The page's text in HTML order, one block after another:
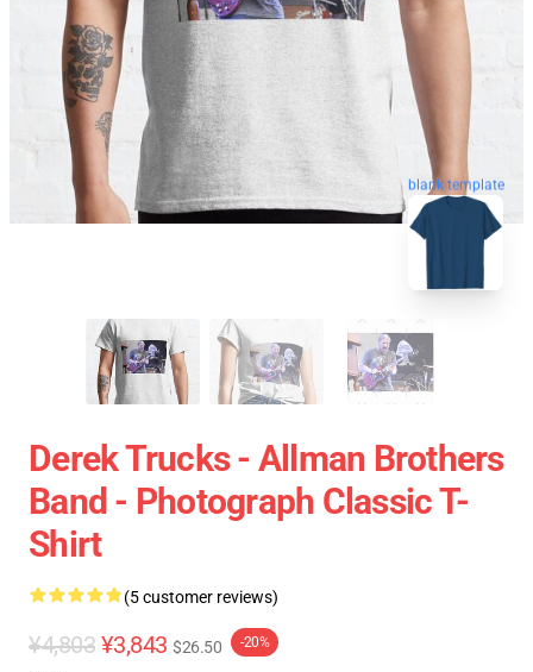
blank template
Derek Trucks - Allman Brothers
Band - Photograph Classic T-
Shirt
(5 customer reviews)
¥4,803 ¥3,843 $26.50 -20%